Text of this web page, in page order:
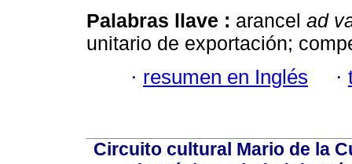
Palabras llave : arancel ad
unitario de exportación;
· resumen en Inglés ·
Circuito cultural Mario de la